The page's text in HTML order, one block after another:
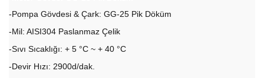
-Pompa Gövdesi & Çark: GG-25 Pik Döküm
-Mil: AISI304 Paslanmaz Çelik
-Sıvı Sıcaklığı: + 5 °C ~ + 40 °C
-Devir Hızı: 2900d/dak.